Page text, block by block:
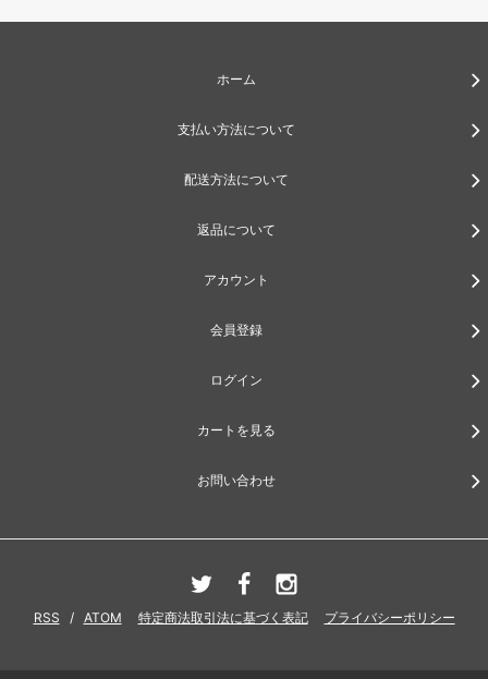
ホーム
支払い方法について
配送方法について
返品について
アカウント
会員登録
ログイン
カートを見る
お問い合わせ
RSS / ATOM 特定商法取引法に基づく表記 プライバシーポリシー